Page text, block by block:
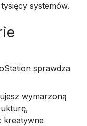
systemów.
sprawdza
wymarzoną
kreatywne